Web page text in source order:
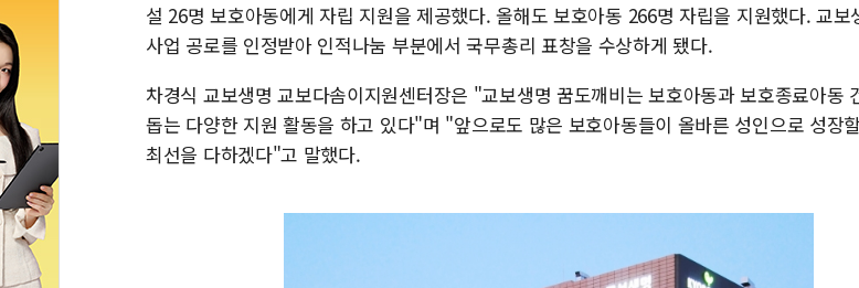
설 26명 보호아동에게 자립 지원을 제공했다. 올해도 보호아동 266명 자립을 지원했다. 교보
사업 공로를 인정받아 인적나눔 부분에서 국무총리 표창을 수상하게 됐다.
차경식 교보생명 교보다솜이지원센터장은 "교보생명 꿈도깨비는 보호아동과 보호종료아동
돕는 다양한 지원 활동을 하고 있다"며 "앞으로도 많은 보호아동들이 올바른 성인으로 성장
최선을 다하겠다"고 말했다.